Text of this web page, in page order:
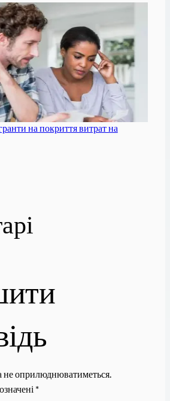
на покриття витрат на
оприлюднюватиметься.
*